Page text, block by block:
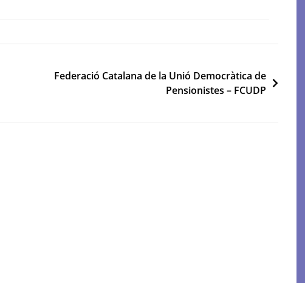
Federació Catalana de la Unió Democràtica de
Pensionistes – FCUDP